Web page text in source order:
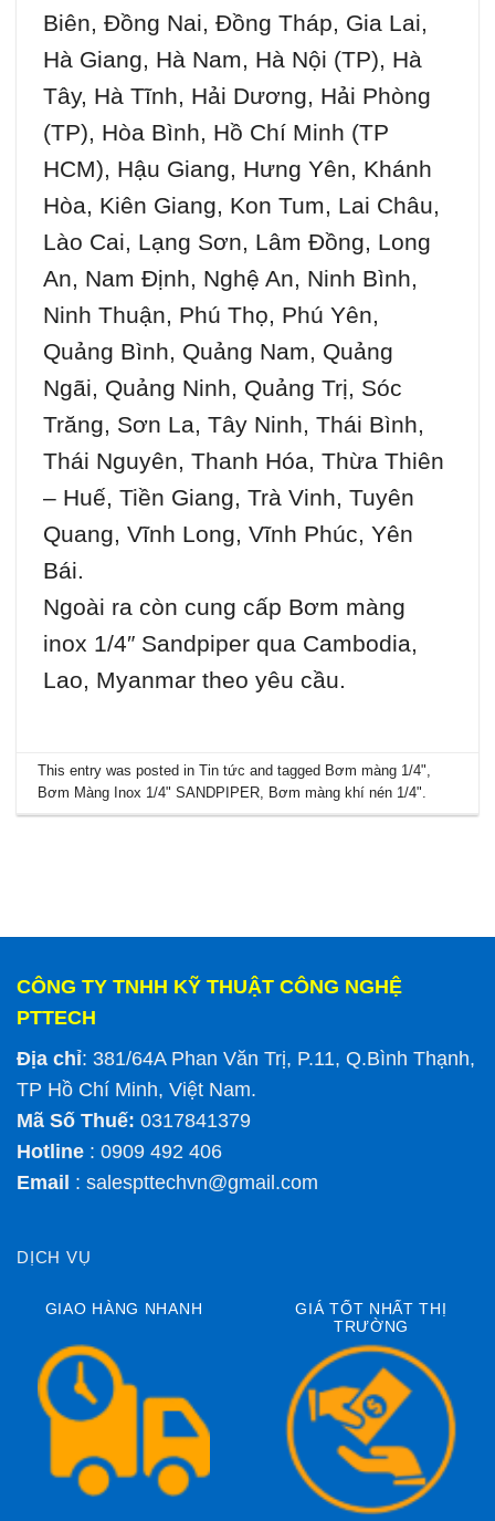
Biên, Đồng Nai, Đồng Tháp, Gia Lai,
Hà Giang, Hà Nam, Hà Nội (TP), Hà
Tây, Hà Tĩnh, Hải Dương, Hải Phòng
(TP), Hòa Bình, Hồ Chí Minh (TP
HCM), Hậu Giang, Hưng Yên, Khánh
Hòa, Kiên Giang, Kon Tum, Lai Châu,
Lào Cai, Lạng Sơn, Lâm Đồng, Long
An, Nam Định, Nghệ An, Ninh Bình,
Ninh Thuận, Phú Thọ, Phú Yên,
Quảng Bình, Quảng Nam, Quảng
Ngãi, Quảng Ninh, Quảng Trị, Sóc
Trăng, Sơn La, Tây Ninh, Thái Bình,
Thái Nguyên, Thanh Hóa, Thừa Thiên
– Huế, Tiền Giang, Trà Vinh, Tuyên
Quang, Vĩnh Long, Vĩnh Phúc, Yên
Bái.
Ngoài ra còn cung cấp Bơm màng
inox 1/4″ Sandpiper qua Cambodia,
Lao, Myanmar theo yêu cầu.
This entry was posted inTin tức and tagged Bơm màng 1/4",
Bơm Màng Inox 1/4" SANDPIPER, Bơm màng khí nén 1/4".
CÔNG TY TNHH KỸ THUẬT CÔNG NGHỆ
PTTECH
Địa chỉ: 381/64A Phan Văn Trị, P.11, Q.Bình Thạnh,
TP Hồ Chí Minh, Việt Nam.
Mã Số Thuế: 0317841379
Hotline : 0909 492 406
Email : salespttechvn@gmail.com
DỊCH VỤ
GIAO HÀNG NHANH
GIÁ TỐT NHẤT THỊ
TRƯỜNG